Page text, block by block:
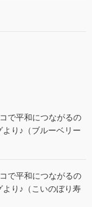
で平和につながるの
り♪（ブルーベリー
で平和につながるの
り♪（こいのぼり寿